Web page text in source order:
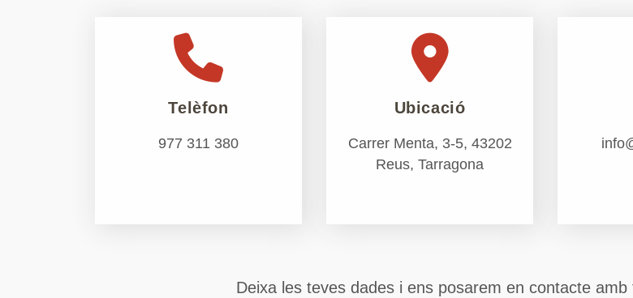
Telèfon
977 311 380
Ubicació
Carrer Menta, 3-5, 43202
Reus, Tarragona
Deixa les teves dades i ens posarem en contacte